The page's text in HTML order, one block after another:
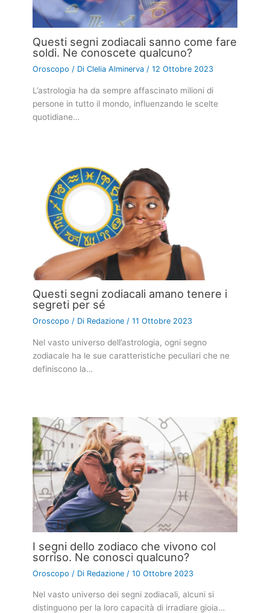
Questi segni zodiacali sanno come fare
soldi. Ne conoscete qualcuno?
Oroscopo / DiClelia Alminerva/12 Ottobre 2023
L’astrologia ha da sempre affascinato milioni di
persone in tutto il mondo, influenzando le scelte
quotidiane…
Questi segni zodiacali amano tenere i
segreti per sé
Oroscopo / Di Redazione/11 Ottobre 2023
Nel vasto universo dell’astrologia, ogni segno
zodiacale ha le sue caratteristiche peculiari che ne
definiscono la…
I segni dello zodiaco che vivono col
sorriso. Ne conosci qualcuno?
Oroscopo / Di Redazione /10 Ottobre 2023
Nel vasto universo dei segni zodiacali, alcuni si
distinguono per la loro capacità di irradiare gioia…